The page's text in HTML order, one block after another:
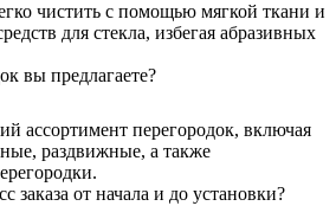
чистить с помощью мягкой ткани и
для стекла, избегая абразивных
вы предлагаете?
ассортимент перегородок, включая
раздвижные, а также
заказа от начала и до установки?